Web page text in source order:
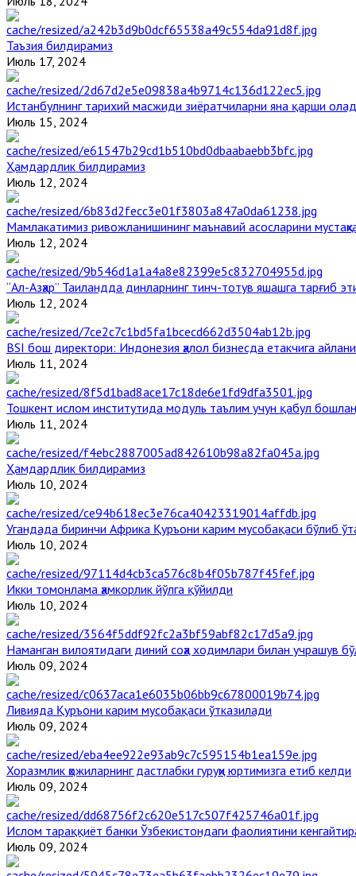
Таъзия билдирамиз
Июль 17, 2024
Истанбулнинг тарихий масжиди зиёратчиларни яна қарши
Июль 15, 2024
Ҳамдардлик билдирамиз
Июль 12, 2024
Мамлакатимиз ривожланишининг маънавий асосларини
Июль 12, 2024
“Ал-Азҳар” Таиландда динларнинг тинч-тотув яшашга тарғиб
Июль 12, 2024
BSI бош директори: Индонезия ҳалол бизнесда етакчига
Июль 11, 2024
Тошкент ислом институтида модуль таълим учун қабул
Июль 11, 2024
Ҳамдардлик билдирамиз
Июль 10, 2024
Угандада биринчи Aфрика Қуръони карим мусобақаси бўлиб
Июль 10, 2024
Икки томонлама ҳамкорлик йўлга қўйилди
Июль 10, 2024
Наманган вилоятидаги диний соҳа ходимлари билан учрашув
Июль 09, 2024
Ливияда Қуръони карим мусобақаси ўтказилади
Июль 09, 2024
Хоразмлик ҳожиларнинг дастлабки гуруҳи юртимизга етиб келди
Июль 09, 2024
Ислом тараққиёт банки Ўзбекистондаги фаолиятини
Июль 09, 2024